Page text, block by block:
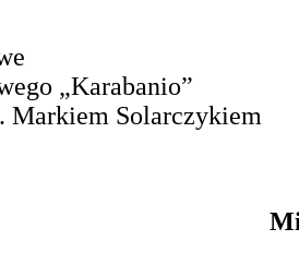
„Karabanio”
Markiem Solarczykiem